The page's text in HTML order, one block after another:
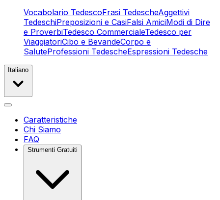
Vocabolario TedescoFrasi TedescheAggettivi
TedeschiPreposizioni e CasiFalsi AmiciModi di Dire
e ProverbiTedesco CommercialeTedesco per
ViaggiatoriCibo e BevandeCorpo e
SaluteProfessioni TedescheEspressioni Tedesche
Italiano
Caratteristiche
Chi Siamo
FAQ
Strumenti Gratuiti